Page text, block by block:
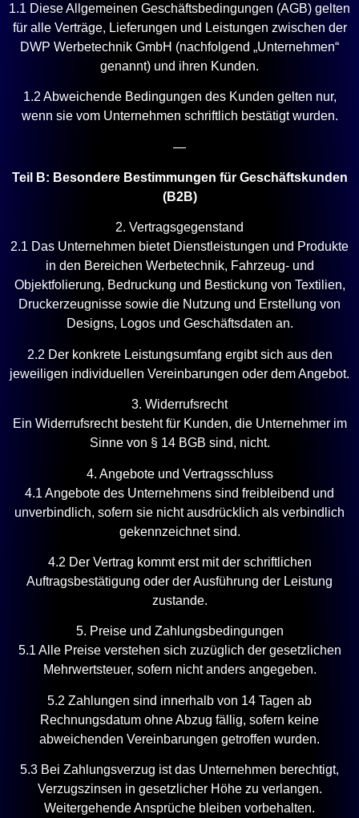
1.1 Diese Allgemeinen Geschäftsbedingungen (AGB) gelten
für alle Verträge, Lieferungen und Leistungen zwischen der
DWP Werbetechnik GmbH (nachfolgend „Unternehmen“
genannt) und ihren Kunden.
1.2 Abweichende Bedingungen des Kunden gelten nur,
wenn sie vom Unternehmen schriftlich bestätigt wurden.
—
Teil B: Besondere Bestimmungen für Geschäftskunden
(B2B)
2. Vertragsgegenstand
2.1 Das Unternehmen bietet Dienstleistungen und Produkte
in den Bereichen Werbetechnik, Fahrzeug- und
Objektfolierung, Bedruckung und Bestickung von Textilien,
Druckerzeugnisse sowie die Nutzung und Erstellung von
Designs, Logos und Geschäftsdaten an.
2.2 Der konkrete Leistungsumfang ergibt sich aus den
jeweiligen individuellen Vereinbarungen oder dem Angebot.
3. Widerrufsrecht
Ein Widerrufsrecht besteht für Kunden, die Unternehmer im
Sinne von § 14 BGB sind, nicht.
4. Angebote und Vertragsschluss
4.1 Angebote des Unternehmens sind freibleibend und
unverbindlich, sofern sie nicht ausdrücklich als verbindlich
gekennzeichnet sind.
4.2 Der Vertrag kommt erst mit der schriftlichen
Auftragsbestätigung oder der Ausführung der Leistung
zustande.
5. Preise und Zahlungsbedingungen
5.1 Alle Preise verstehen sich zuzüglich der gesetzlichen
Mehrwertsteuer, sofern nicht anders angegeben.
5.2 Zahlungen sind innerhalb von 14 Tagen ab
Rechnungsdatum ohne Abzug fällig, sofern keine
abweichenden Vereinbarungen getroffen wurden.
5.3 Bei Zahlungsverzug ist das Unternehmen berechtigt,
Verzugszinsen in gesetzlicher Höhe zu verlangen.
Weitergehende Ansprüche bleiben vorbehalten.